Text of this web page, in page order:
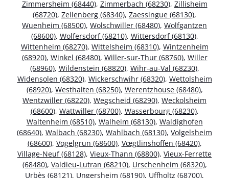
Zimmersheim (68440), Zimmerbach (68230), Zillisheim
(68720), Zellenberg (68340), Zaessingue (68130),
Wuenheim (68500), Wolschwiller (68480), Wolfgantzen
(68600), Wolfersdorf (68210), Wittersdorf (68130),
Wittenheim (68270), Wittelsheim (68310), Wintzenheim
(68920), Winkel (68480), Willer-sur-Thur (68760), Willer
(68960), Wildenstein (68820), Wihr-au-Val (68230),
Widensolen (68320), Wickerschwihr (68320), Wettolsheim
(68920), Westhalten (68250), Werentzhouse (68480),
Wentzwiller (68220), Wegscheid (68290), Weckolsheim
(68600), Wattwiller (68700), Wasserbourg (68230),
Waltenheim (68510), Walheim (68130), Waldighofen
(68640), Walbach (68230), Wahlbach (68130), Volgelsheim
(68600), Vogelgrun (68600), Vœgtlinshoffen (68420),
Village-Neuf (68128), Vieux-Thann (68800), Vieux-Ferrette
(68480), Valdieu-Lutran (68210), Urschenheim (68320),
Urbès (68121), Ungersheim (68190), Uffholtz (68700),